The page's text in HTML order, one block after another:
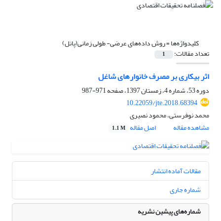
کلیدواژه‌ها =روش داده‌های عرضی- طولی زمانی(پانل)
تعداد مقالات: 1
اثر بیکاری بر مصرف خانوارهای شاغل
دوره 53، شماره 4، زمستان 1397، صفحه
971-987
10.22059/jte.2018.68394
محمد نوفرستی، محمود نصیری
مشاهده مقاله
اصل مقاله 1.1 M
مقالات آماده انتشار
شماره جاری
شماره‌های پیشین نشریه